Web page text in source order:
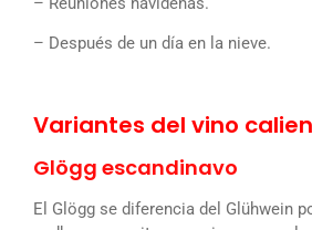
– Después de un día en la nieve.
Variantes del vino
Glögg escandinavo
El Glögg se diferencia del Glühwein